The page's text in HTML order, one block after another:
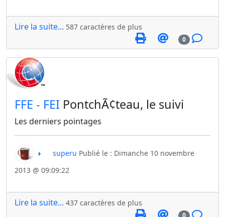
Lire la suite... 587 caractères de plus
0
​FFE - FEI PontchÃ¢teau, le suivi
Les derniers pointages
superu Publié le : Dimanche 10 novembre
2013 @ 09:09:22
Lire la suite... 437 caractères de plus